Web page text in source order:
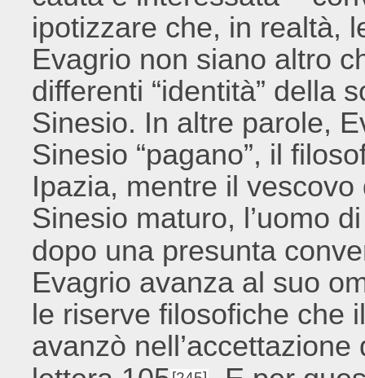
ipotizzare che, in realtà,
Evagrio non siano altro
differenti “identità” della
Sinesio. In altre parole,
Sinesio “pagano”, il
Ipazia, mentre il
Sinesio maturo, l’uomo
dopo una presunta
Evagrio avanza al suo
le riserve filosofiche che
avanzò